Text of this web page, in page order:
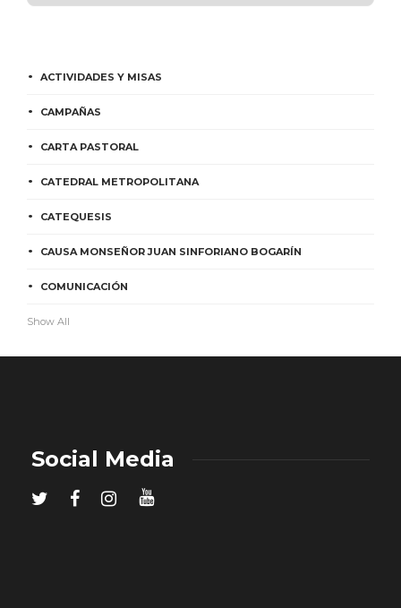
ACTIVIDADES Y MISAS
CAMPAÑAS
CARTA PASTORAL
CATEDRAL METROPOLITANA
CATEQUESIS
CAUSA MONSEÑOR JUAN SINFORIANO BOGARÍN
COMUNICACIÓN
Show All
Social Media